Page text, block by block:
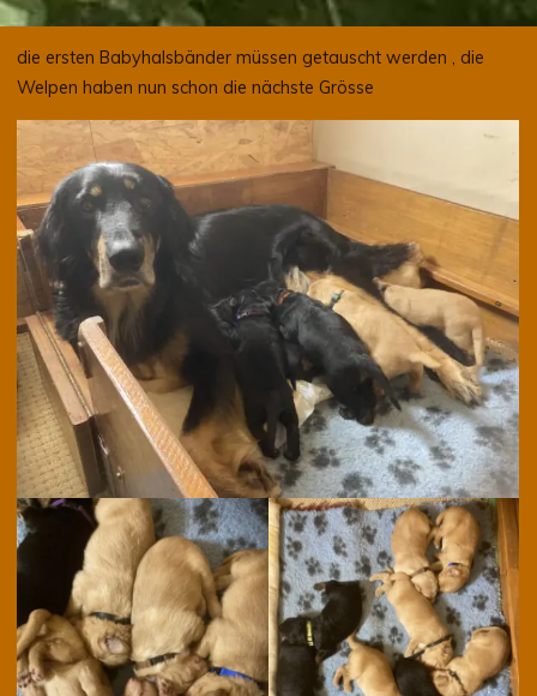
die ersten Babyhalsbänder müssen getauscht werden , die
Welpen haben nun schon die nächste Grösse